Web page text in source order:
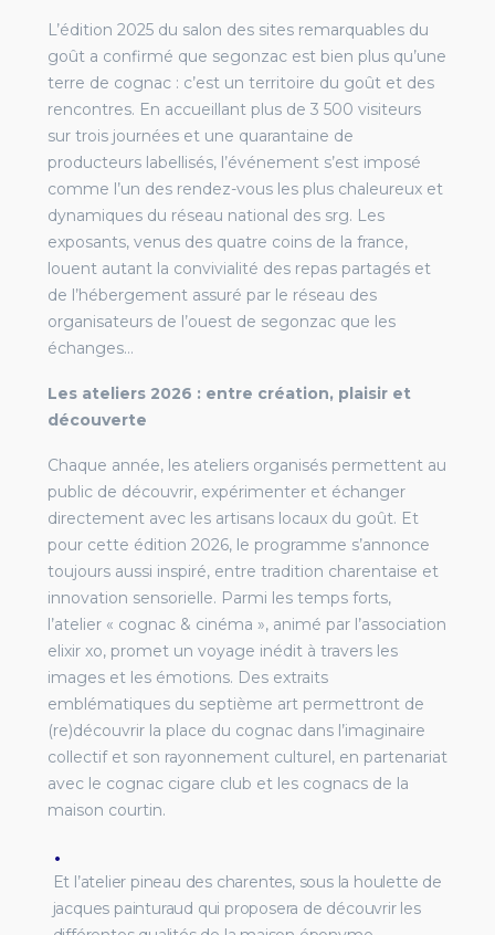
L’édition 2025 du salon des sites remarquables du
goût a confirmé que segonzac est bien plus qu’une
terre de cognac : c’est un territoire du goût et des
rencontres. En accueillant plus de 3 500 visiteurs
sur trois journées et une quarantaine de
producteurs labellisés, l’événement s’est imposé
comme l’un des rendez-vous les plus chaleureux et
dynamiques du réseau national des srg. Les
exposants, venus des quatre coins de la france,
louent autant la convivialité des repas partagés et
de l’hébergement assuré par le réseau des
organisateurs de l’ouest de segonzac que les
échanges…
Les ateliers 2026 : entre création, plaisir et
découverte
Chaque année, les ateliers organisés permettent au
public de découvrir, expérimenter et échanger
directement avec les artisans locaux du goût. Et
pour cette édition 2026, le programme s’annonce
toujours aussi inspiré, entre tradition charentaise et
innovation sensorielle. Parmi les temps forts,
l’atelier « cognac & cinéma », animé par l’association
elixir xo, promet un voyage inédit à travers les
images et les émotions. Des extraits
emblématiques du septième art permettront de
(re)découvrir la place du cognac dans l’imaginaire
collectif et son rayonnement culturel, en partenariat
avec le cognac cigare club et les cognacs de la
maison courtin.
Et l’atelier pineau des charentes, sous la houlette de
jacques painturaud qui proposera de découvrir les